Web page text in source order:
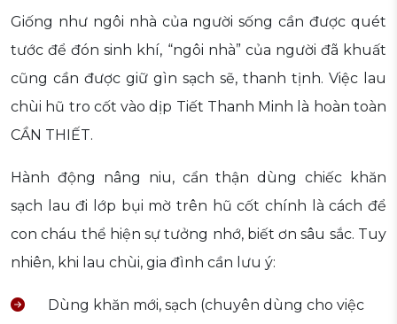
Giống như ngôi nhà của người sống cần được quét
tước để đón sinh khí, “ngôi nhà” của người đã khuất
cũng cần được giữ gìn sạch sẽ, thanh tịnh. Việc lau
chùi hũ tro cốt vào dịp Tiết Thanh Minh là hoàn toàn
CẦN THIẾT.
Hành động nâng niu, cẩn thận dùng chiếc khăn
sạch lau đi lớp bụi mờ trên hũ cốt chính là cách để
con cháu thể hiện sự tưởng nhớ, biết ơn sâu sắc. Tuy
nhiên, khi lau chùi, gia đình cần lưu ý:
Dùng khăn mới, sạch (chuyên dùng cho việc